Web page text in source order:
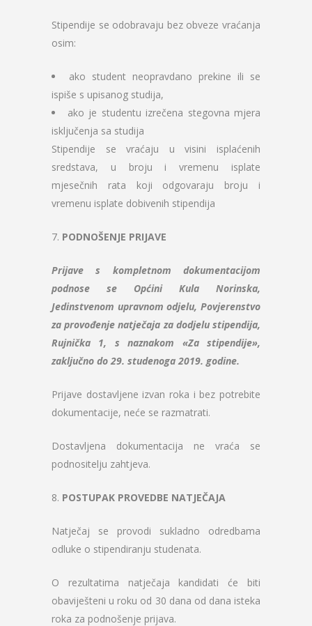
Stipendije se odobravaju bez obveze vraćanja
osim:
ako student neopravdano prekine ili se
ispiše s upisanog studija,
ako je studentu izrečena stegovna mjera
isključenja sa studija
Stipendije se vraćaju u visini isplaćenih
sredstava, u broju i vremenu isplate
mjesečnih rata koji odgovaraju broju i
vremenu isplate dobivenih stipendija
7. PODNOŠENJE PRIJAVE
Prijave s kompletnom dokumentacijom
podnose se Općini Kula Norinska,
Jedinstvenom upravnom odjelu, Povjerenstvo
za provođenje natječaja za dodjelu stipendija,
Rujnička 1, s naznakom «Za stipendije»,
zaključno do 29. studenoga 2019. godine.
Prijave dostavljene izvan roka i bez potrebite
dokumentacije, neće se razmatrati.
Dostavljena dokumentacija ne vraća se
podnositelju zahtjeva.
8. POSTUPAK PROVEDBE NATJEČAJA
Natječaj se provodi sukladno odredbama
odluke o stipendiranju studenata.
O rezultatima natječaja kandidati će biti
obaviješteni u roku od 30 dana od dana isteka
roka za podnošenje prijava.